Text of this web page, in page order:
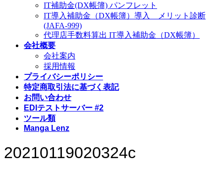
IT補助金(DX帳簿) パンフレット
IT導入補助金（DX帳簿）導入 メリット診断
(JAFA-999)
代理店手数料算出 IT導入補助金（DX帳簿）
会社概要
会社案内
採用情報
プライバシーポリシー
特定商取引法に基づく表記
お問い合わせ
EDIテストサーバー #2
ツール類
Manga Lenz
20210119020324c